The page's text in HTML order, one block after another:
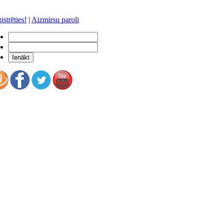
| Aizmirsu paroli